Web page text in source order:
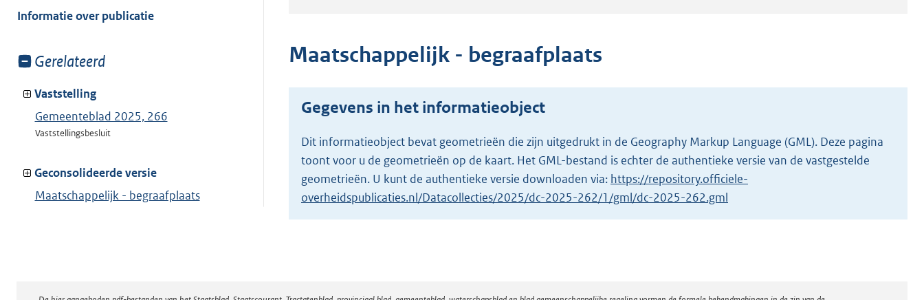
van:
Informatie over publicatie
Toon
van:
Gerelateerd
Vaststelling
Gemeenteblad 2025, 266
Vaststellingsbesluit
Geconsolideerde versie
Maatschappelijk - begraafplaats
n
g
r
o
o
Maatschappelijk - begraafplaats
Gegevens in het informatieobject
Dit informatieobject bevat geometrieën die zijn uitgedrukt in de Geography Markup Language (GML). Deze pagina
toont voor u de geometrieën op de kaart. Het GML-bestand is echter de authentieke versie van de vastgestelde
geometrieën. U kunt de authentieke versie downloaden via: https://repository.officiele-
overheidspublicaties.nl/Datacollecties/2025/dc-2025-262/1/gml/dc-2025-262.gml